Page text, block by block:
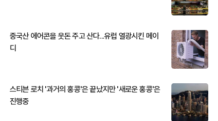
중국산 에어콘을 웃돈 주고 산다...유럽 열광시킨 메이
디
스티븐 로치 '과거의 홍콩'은 끝났지만 '새로운 홍콩'은
진행중